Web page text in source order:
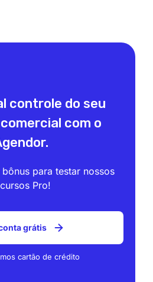
controle do seu
com o
para testar nossos
Pro!
grátis
cartão de crédito